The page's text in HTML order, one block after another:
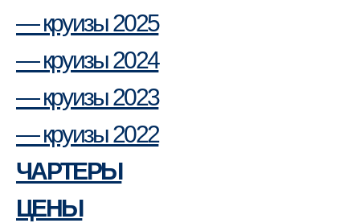
— круизы 2025
— круизы 2024
— круизы 2023
— круизы 2022
ЧАРТЕРЫ
ЦЕНЫ